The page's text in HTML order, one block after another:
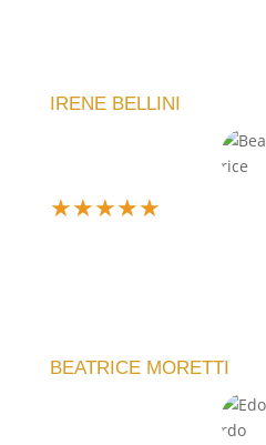
IRENE BELLINI
★★★★★
BEATRICE MORETTI